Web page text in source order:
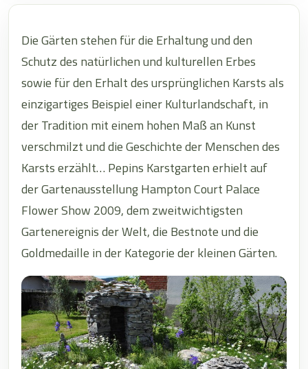
Die Gärten stehen für die Erhaltung und den
Schutz des natürlichen und kulturellen Erbes
sowie für den Erhalt des ursprünglichen Karsts als
einzigartiges Beispiel einer Kulturlandschaft, in
der Tradition mit einem hohen Maß an Kunst
verschmilzt und die Geschichte der Menschen des
Karsts erzählt… Pepins Karstgarten erhielt auf
der Gartenausstellung Hampton Court Palace
Flower Show 2009, dem zweitwichtigsten
Gartenereignis der Welt, die Bestnote und die
Goldmedaille in der Kategorie der kleinen Gärten.